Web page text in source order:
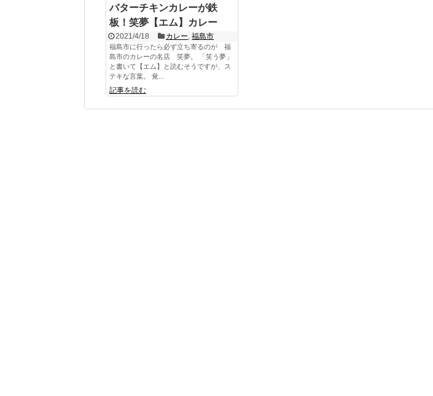
バターチキンカレーが鉄
板！笑夢【エム】カレー
2021/4/18 カレー ,福島市
福島市に行ったら必ず立ち寄るのが 福
島市のカレーの名店 笑夢。 「笑う夢」
と書いて【エム】と読むそうですが、ス
テキな言葉。 覚...
記事を読む